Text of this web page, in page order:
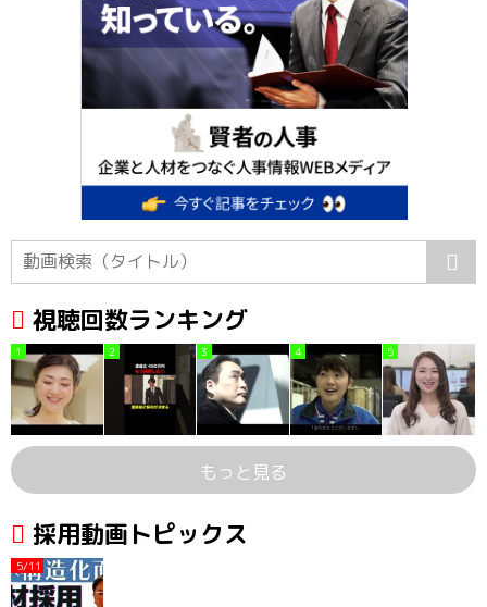
視聴回数ランキング
1 2 3 4 5
もっと見る
採用動画トピックス
5/11